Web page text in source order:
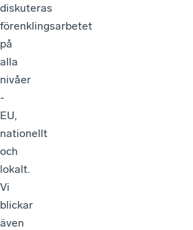
diskuteras
förenklingsarbetet
på
alla
nivåer
-
EU,
nationellt
och
lokalt.
Vi
blickar
även